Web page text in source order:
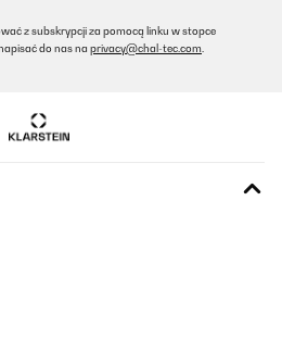
z subskrypcji za pomocą linku w stopce
do nas na privacy@chal-tec.com